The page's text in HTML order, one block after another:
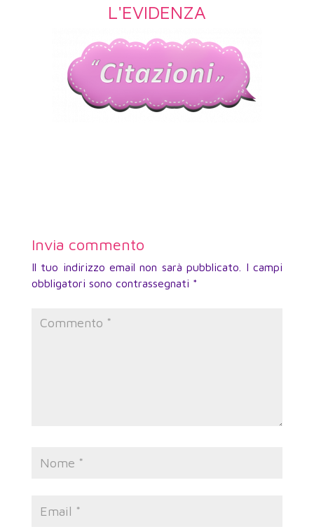
L'EVIDENZA
Invia commento
Il tuo indirizzo email non sarà pubblicato.
I campi
obbligatori sono contrassegnati *